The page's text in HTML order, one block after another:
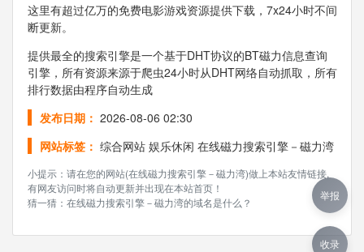
这里有超过亿万的免费电影游戏资源提供下载，7x24小时不间
断更新。
提供最全的搜索引擎是一个基于DHT协议的BT磁力信息查询
引擎，所有资源来源于爬虫24小时从DHT网络自动抓取，所有
排行数据由程序自动生成
发布日期： 2026-08-06 02:30
网站标签： 综合网站 娱乐休闲 在线磁力搜索引擎－磁力湾
小提示：请在您的网站(在线磁力搜索引擎－磁力湾)做上本站友情链接,
有网友访问时将自动更新并出现在本站首页！
猜一猜：在线磁力搜索引擎－磁力湾的域名是什么？
举报
收录